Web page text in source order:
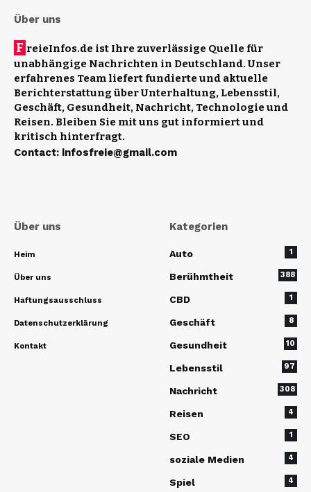
Über uns
F reieInfos.de ist Ihre zuverlässige Quelle für
unabhängige Nachrichten in Deutschland. Unser
erfahrenes Team liefert fundierte und aktuelle
Berichterstattung über Unterhaltung, Lebensstil,
Geschäft, Gesundheit, Nachricht, Technologie und
Reisen. Bleiben Sie mit uns gut informiert und
kritisch hinterfragt.
Contact: infosfreie@gmail.com
Über uns
Heim
Über uns
Haftungsausschluss
Datenschutzerklärung
Kontakt
Kategorien
Auto 1
Berühmtheit 388
CBD 1
Geschäft 8
Gesundheit 10
Lebensstil 97
Nachricht 308
Reisen 4
SEO 1
soziale Medien 4
Spiel 4